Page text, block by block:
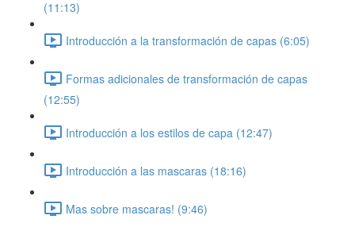
(11:13)
Introducción a la transformación de capas (6:05)
Formas adicionales de transformación de capas
(12:55)
Introducción a los estilos de capa (12:47)
Introducción a las mascaras (18:16)
Mas sobre mascaras! (9:46)